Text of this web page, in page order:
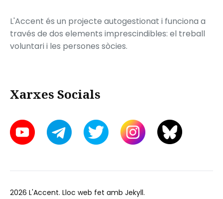
L'Accent és un projecte autogestionat i funciona a
través de dos elements imprescindibles: el treball
voluntari i les persones sòcies.
Xarxes Socials
2026 L'Accent. Lloc web fet amb Jekyll.